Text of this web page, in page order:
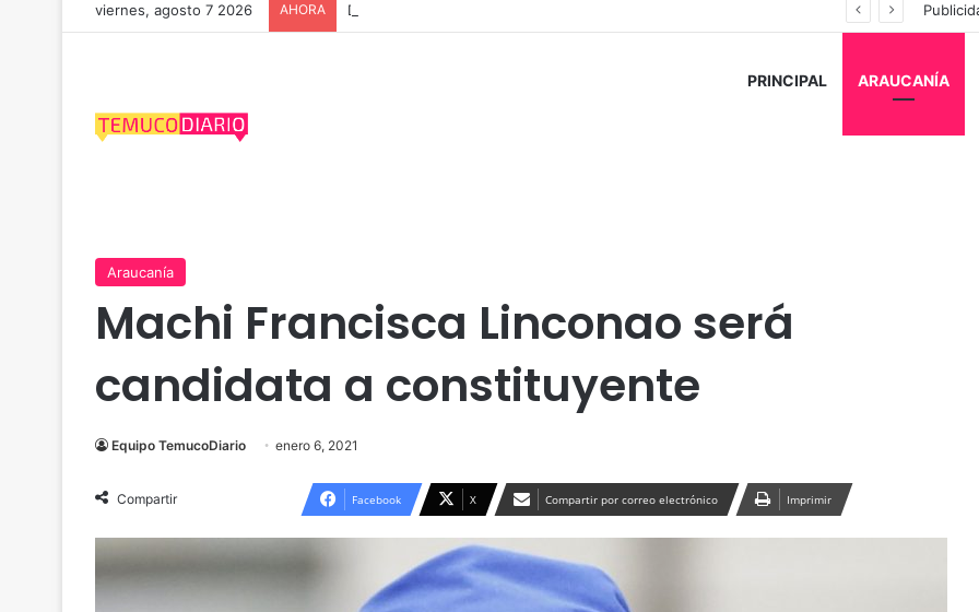
viernes, agosto 7 2026 AHORA
PRINCIPAL ARAUCANÍA
Araucanía
Machi Francisca Linconao será
candidata a constituyente
Equipo TemucoDiario enero 6, 2021
Compartir Facebook X Compartir por correo electrónico Imprimir